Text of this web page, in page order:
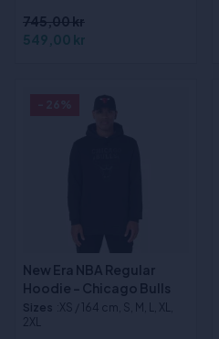
745,00 kr
549,00 kr
New Era NBA Regular
Hoodie - Chicago Bulls
Sizes :XS / 164 cm, S, M, L, XL,
2XL